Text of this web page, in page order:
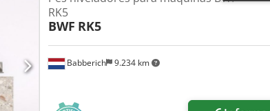
Babberich 9.234 km
RK5
BWF RK5